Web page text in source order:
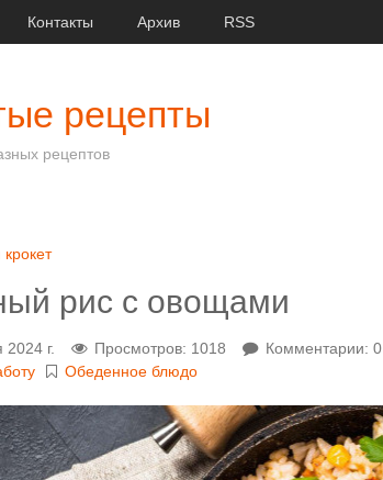
Контакты Архив RSS
рецепты
рецептов
рис с овощами
2024 г. Просмотров: 1018
Комментарии: 0
Обеденное блюдо